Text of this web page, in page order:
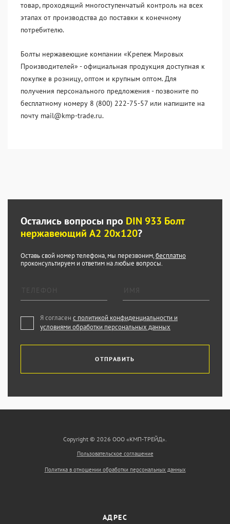
товар, проходящий многоступенчатый контроль на всех
этапах от производства до поставки к конечному
потребителю.
Болты нержавеющие компании «Крепеж Мировых
Производителей» - официальная продукция доступная к
покупке в розницу, оптом и крупным оптом. Для
получения персонального предложения - позвоните по
бесплатному номеру 8 (800) 222-75-57 или напишите на
почту mail@kmp-trade.ru.
Остались вопросы про DIN 933 Болт
нержавеющий А2 20х120?
Оставь свой номер телефона, мы перезвоним,бесплатно
проконсультируем и ответим на любые вопросы.
Я согласен с политикой конфиденциальности и
условиями обработки персональных данных
ОТПРАВИТЬ
Copyright © 2026 ООО «КМП-ТРЕЙД».
Пользовательское соглашение
Политика в отношении обработки персональных данных
АДРЕС